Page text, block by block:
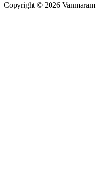
Copyright © 2026 Vanmaram